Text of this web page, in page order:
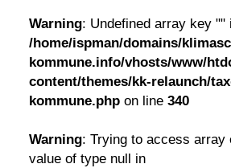
Warning: Undefined array key ""
/home/ispman/domains/
kommune.info/vhosts/www/
content/themes/kk-relaunch/
kommune.phpon line 340
Warning: Trying to access array
value of type null in